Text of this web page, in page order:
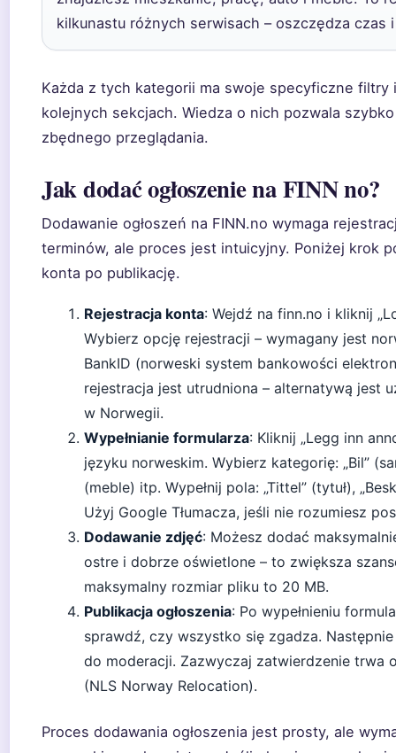
kilkunastu różnych serwisach – oszczędza czas
Każda z tych kategorii ma swoje specyficzne
kolejnych sekcjach. Wiedza o nich pozwala
zbędnego przeglądania.
Jak dodać ogłoszenie na FINN no?
Dodawanie ogłoszeń na FINN.no wymaga
terminów, ale proces jest intuicyjny. Poniżej krok
konta po publikację.
Rejestracja konta: Wejdź na finn.no i kliknij
Wybierz opcję rejestracji – wymagany jest
BankID (norweski system bankowości
rejestracja jest utrudniona – alternatywą jest
w Norwegii.
Wypełnianie formularza: Kliknij „Legg inn
języku norweskim. Wybierz kategorię: „Bil”
(meble) itp. Wypełnij pola: „Tittel” (tytuł),
Użyj Google Tłumacza, jeśli nie rozumiesz
Dodawanie zdjęć: Możesz dodać
ostre i dobrze oświetlone – to zwiększa
maksymalny rozmiar pliku to 20 MB.
Publikacja ogłoszenia: Po wypełnieniu
sprawdź, czy wszystko się zgadza.
do moderacji. Zazwyczaj zatwierdzenie
(NLS Norway Relocation).
Proces dodawania ogłoszenia jest prosty, ale